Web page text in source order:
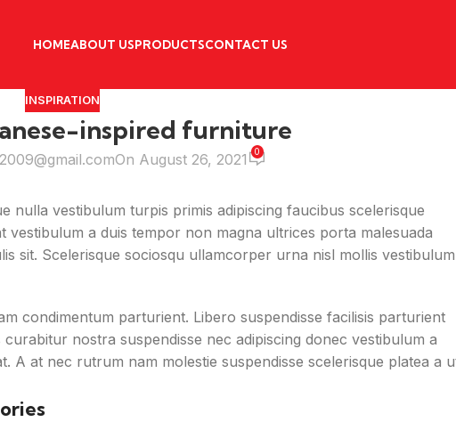
HOMEABOUT USPRODUCTSCONTACT US
INSPIRATION
inspired furniture
On August 26, 2021 0
nulla vestibulum turpis primis adipiscing faucibus scelerisque
vestibulum a duis tempor non magna ultrices porta malesuada
sit. Scelerisque sociosqu ullamcorper urna nisl mollis vestibulum
condimentum parturient. Libero suspendisse facilisis parturient
nostra suspendisse nec adipiscing donec vestibulum a
A at nec rutrum nam molestie suspendisse scelerisque platea a